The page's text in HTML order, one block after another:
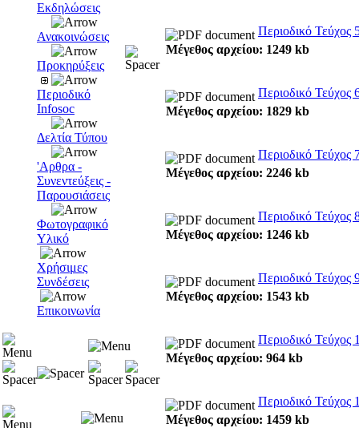
Εκδηλώσεις
Ανακοινώσεις
Προκηρύξεις
Περιοδικό
Infosoc
Δελτία Τύπου
'Αρθρα -
Συνεντεύξεις -
Παρουσιάσεις
Φωτογραφικό
Υλικό
Χρήσιμες
Συνδέσεις
Επικοινωνία
Περιοδικό Τεύχος
Μέγεθος αρχείου: 1249 kb
Περιοδικό Τεύχος
Μέγεθος αρχείου: 1829 kb
Περιοδικό Τεύχος
Μέγεθος αρχείου: 2246 kb
Περιοδικό Τεύχος
Μέγεθος αρχείου: 1246 kb
Περιοδικό Τεύχος
Μέγεθος αρχείου: 1543 kb
Περιοδικό Τεύχος
Μέγεθος αρχείου: 964 kb
Περιοδικό Τεύχος
Μέγεθος αρχείου: 1459 kb